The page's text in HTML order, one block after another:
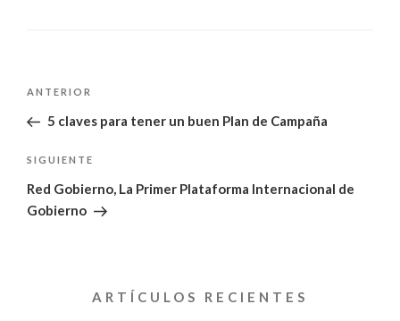
entradas
Entrada
anterior:
ANTERIOR
5 claves para tener un buen Plan de Campaña
Siguiente
entrada
SIGUIENTE
Red Gobierno, La Primer Plataforma Internacional de
Gobierno
ARTÍCULOS RECIENTES